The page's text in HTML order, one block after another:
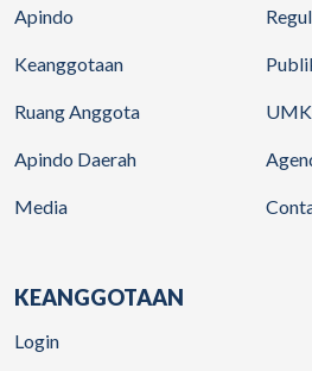
Apindo
Keanggotaan
Ruang Anggota
Apindo Daerah
Media
KEANGGOTAAN
Login